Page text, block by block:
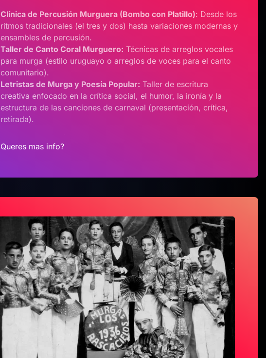
Clínica de Percusión Murguera (Bombo con Platillo): Desde los
ritmos tradicionales (el tres y dos) hasta variaciones modernas y
ensambles de percusión.
Taller de Canto Coral Murguero: Técnicas de arreglos vocales
para murga (estilo uruguayo o arreglos de voces para el canto
comunitario).
Letristas de Murga y Poesía Popular: Taller de escritura
creativa enfocado en la crítica social, el humor, la ironía y la
estructura de las canciones de carnaval (presentación, crítica,
retirada).
Queres mas info?